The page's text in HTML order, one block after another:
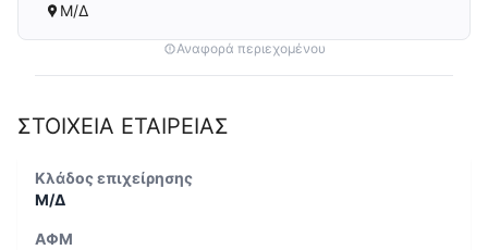
Μ/Δ
Αναφορά περιεχομένου
ΣΤΟΙΧΕΙΑ ΕΤΑΙΡΕΙΑΣ
Κλάδος επιχείρησης
Μ/Δ
ΑΦΜ